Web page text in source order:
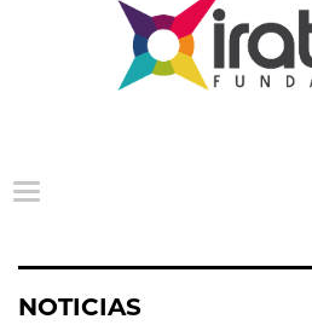
Menu nagusia
NOTICIAS